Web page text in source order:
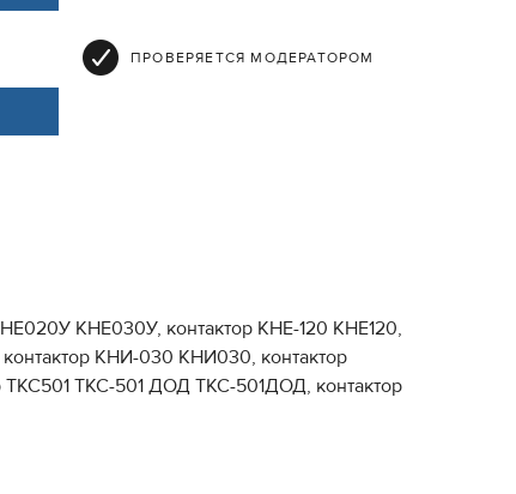
ПРОВЕРЯЕТСЯ МОДЕРАТОРОМ
КНЕ030У, контактор КНЕ-120 КНЕ120,
КНИ-030 КНИ030, контактор
ТКС-501 ДОД ТКС-501ДОД, контактор